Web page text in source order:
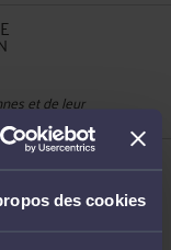
des cookies
et de leur
BEDARD
et de leur